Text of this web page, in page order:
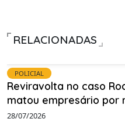
RELACIONADAS
POLICIAL
Reviravolta no caso
matou empresário por
28/07/2026